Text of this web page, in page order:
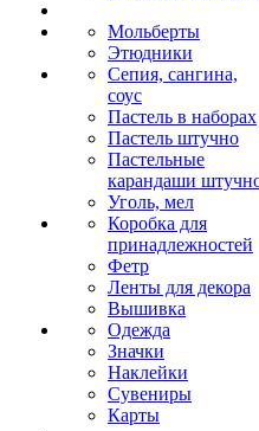
Мольберты
Этюдники
Сепия, сангина,
соус
Пастель в наборах
Пастель штучно
Пастельные
карандаши
Уголь, мел
Коробка для
принадлежностей
Фетр
Ленты для декора
Вышивка
Одежда
Значки
Наклейки
Сувениры
Карты